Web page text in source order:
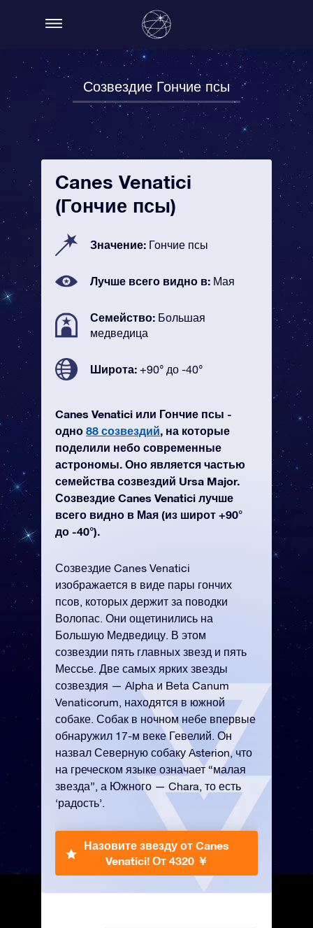
Созвездие Гончие псы
Canes Venatici
(Гончие псы)
Значение: Гончие псы
Лучше всего видно в: Мая
Семейство: Большая
медведица
Широта: +90° до -40°
Canes Venatici или Гончие псы -
одно 88 созвездий, на которые
поделили небо современные
астрономы. Оно является частью
семейства созвездий Ursa Major.
Созвездие Canes Venatici лучше
всего видно в Мая (из широт +90°
до -40°).
Созвездие Canes Venatici
изображается в виде пары гончих
псов, которых держит за поводки
Волопас. Они ощетинились на
Большую Медведицу. В этом
созвездии пять главных звезд и пять
Мессье. Две самых ярких звезды
созвездия — Alpha и Beta Canum
Venaticorum, находятся в южной
собаке. Собак в ночном небе впервые
обнаружил 17-м веке Гевелий. Он
назвал Северную собаку Asterion, что
на греческом языке означает “малая
звезда”, а Южного — Chara, то есть
‘радость’.
Назовите звезду от Canes
Venatici! От 4320 ￥